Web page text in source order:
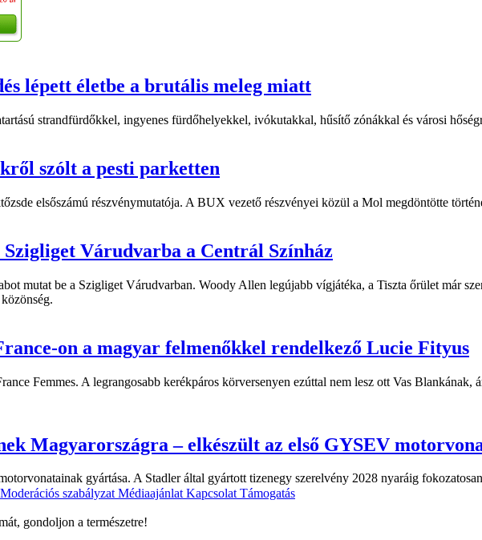
lépett életbe a brutális meleg miatt
strandfürdőkkel, ingyenes fürdőhelyekkel, ivókutakkal, hűsítő zónákkal és városi
szólt a pesti parketten
elsőszámú részvénymutatója. A BUX vezető részvényei közül a Mol megdöntötte
Várudvarba a Centrál Színház
mutat be a Szigliget Várudvarban. Woody Allen legújabb vígjátéka, a Tiszta őrület már
on a magyar felmenőkkel rendelkező Lucie Fityus
Femmes. A legrangosabb kerékpáros körversenyen ezúttal nem lesz ott Vas
Magyarországra – elkészült az első GYSEV
gyártása. A Stadler által gyártott tizenegy szerelvény 2028 nyaráig
Moderációs szabályzatMédiaajánlatKapcsolatTámogatás
gondoljon a természetre!